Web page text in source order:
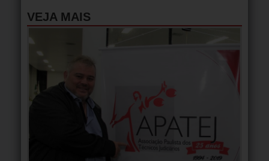
VEJA MAIS